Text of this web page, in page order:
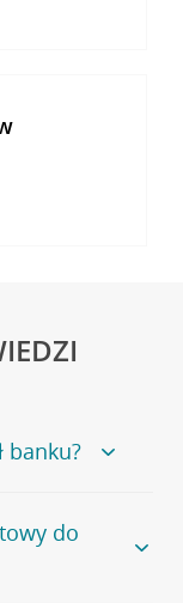
banku?
na
się
do